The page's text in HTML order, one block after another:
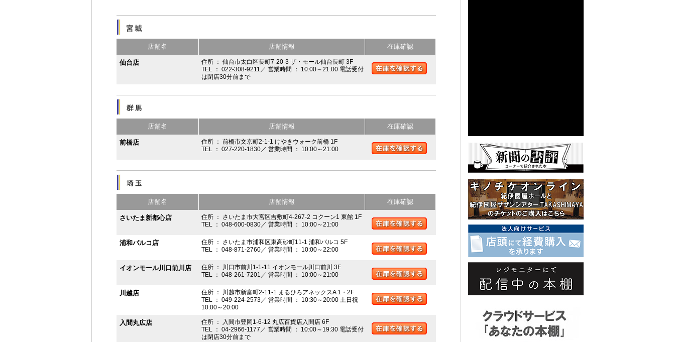
店舗名 店舗情報 在庫確認
仙台店
住所 ： 仙台市太白区長町7-20-3 ザ・モール仙台長町 3F
TEL ： 022-308-9211／ 営業時間 ： 10:00～21:00 電話受付
は閉店30分前まで
店舗名 店舗情報 在庫確認
前橋店
住所 ： 前橋市文京町2-1-1 けやきウォーク前橋 1F
TEL ： 027-220-1830／ 営業時間 ： 10:00～21:00
店舗名 店舗情報 在庫確認
さいたま新都心店
住所 ： さいたま市大宮区吉敷町4-267-2 コクーン1 東館 1F
TEL ： 048-600-0830／ 営業時間 ： 10:00～21:00
浦和パルコ店
住所 ： さいたま市浦和区東高砂町11-1 浦和パルコ 5F
TEL ： 048-871-2760／ 営業時間 ： 10:00～22:00
イオンモール川口前川店
住所 ： 川口市前川1-1-11 イオンモール川口前川 3F
TEL ： 048-261-7201／ 営業時間 ： 10:00～21:00
川越店
住所 ： 川越市新富町2-11-1 まるひろアネックスA 1・2F
TEL ： 049-224-2573／ 営業時間 ： 10:30～20:00 土日祝
10:00～20:00
入間丸広店
住所 ： 入間市豊岡1-6-12 丸広百貨店入間店 6F
TEL ： 04-2966-1177／ 営業時間 ： 10:00～19:30 電話受付
は閉店30分前まで